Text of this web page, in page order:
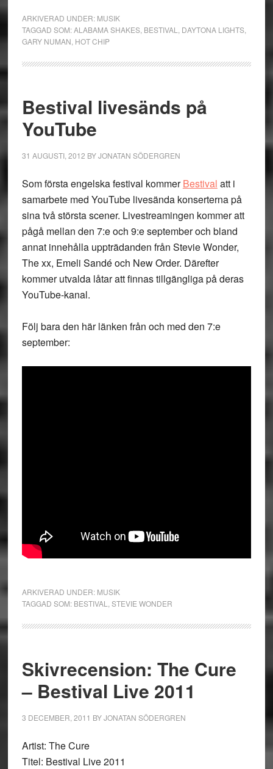
ARKIVERAD UNDER: MUSIK
TAGGAD SOM:ALABAMA SHAKES, BESTIVAL DAYTONA LIGHTS,
GARY NUMAN HOT CHIP
Bestival livesänds på
YouTube
31 AUGUSTI, 2012 BYJONATAN SÖDERGREN
Som första engelska festival kommerBestival att i
samarbete med YouTube livesända konserterna på
sina två största scener. Livestreamingen kommer att
pågå mellan den 7:e och 9:e september och bland
annat innehålla uppträdanden från Stevie Wonder,
The xx, Emeli Sandé och New Order. Därefter
kommer utvalda låtar att finnas tillgängliga på deras
YouTube-kanal.
Följ bara den här länken från och med den 7:e
september:
ARKIVERAD UNDER: MUSIK
TAGGAD SOM: BESTIVAL STEVIE WONDER
Skivrecension: The Cure
– Bestival Live 2011
3 DECEMBER, 2011 BYJONATAN SÖDERGREN
Artist: The Cure
Titel: Bestival Live 2011